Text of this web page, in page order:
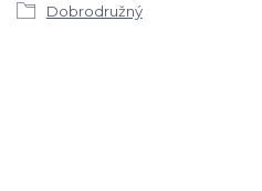
Dobrodružný